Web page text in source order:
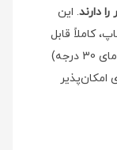
دارند. این
و ضمانت 2 ساله چاپ، کاملاً قابل
شستشو هستند (با مایع لباسشویی و در دمای 30 درجه)